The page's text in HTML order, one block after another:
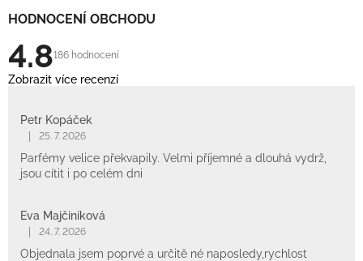
HODNOCENÍ OBCHODU
4.8186 hodnocení
Zobrazit více recenzí
Petr Kopáček
25. 7. 2026
Parfémy velice překvapily. Velmi příjemné a dlouhá vydrž,
jsou cítit i po celém dni
Eva Majčiníková
24. 7. 2026
Objednala jsem poprvé a určitě né naposledy,rychlost